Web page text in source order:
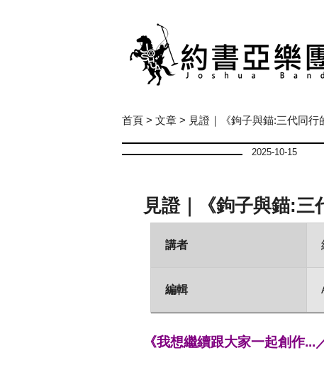
首頁 > 文章 > 見證｜《鉤子與錨:三代同行
2025-10-15
見證｜《鉤子與錨:三
講者
編輯
《我想繼續跟大家一起創作...